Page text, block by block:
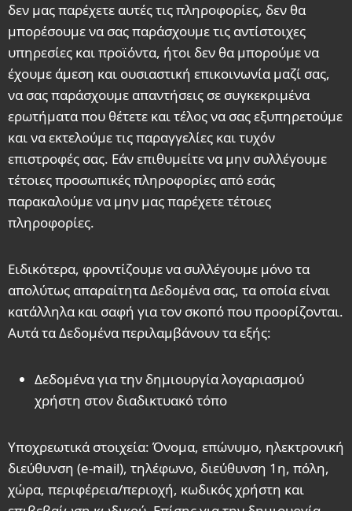
δεν μας παρέχετε αυτές τις πληροφορίες, δεν θα
μπορέσουμε να σας παράσχουμε τις αντίστοιχες
υπηρεσίες και προϊόντα, ήτοι δεν θα μπορούμε να
έχουμε άμεση και ουσιαστική επικοινωνία μαζί σας,
να σας παράσχουμε απαντήσεις σε συγκεκριμένα
ερωτήματα που θέτετε και τέλος να σας εξυπηρετούμε
και να εκτελούμε τις παραγγελίες και τυχόν
επιστροφές σας. Εάν επιθυμείτε να μην συλλέγουμε
τέτοιες προσωπικές πληροφορίες από εσάς
παρακαλούμε να μην μας παρέχετε τέτοιες
πληροφορίες.
Ειδικότερα, φροντίζουμε να συλλέγουμε μόνο τα
απολύτως απαραίτητα Δεδομένα σας, τα οποία είναι
κατάλληλα και σαφή για τον σκοπό που προορίζονται.
Αυτά τα Δεδομένα περιλαμβάνουν τα εξής:
Δεδομένα για την δημιουργία λογαριασμού
χρήστη στον διαδικτυακό τόπο
Υποχρεωτικά στοιχεία: Όνομα, επώνυμο, ηλεκτρονική
διεύθυνση (e-mail), τηλέφωνο, διεύθυνση 1η, πόλη,
χώρα, περιφέρεια/περιοχή, κωδικός χρήστη και